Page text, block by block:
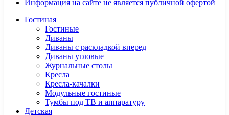
Информация на сайте не является публичной офертой
Гостиная
Гостиные
Диваны
Диваны с раскладкой вперед
Диваны угловые
Журнальные столы
Кресла
Кресла-качалки
Модульные гостиные
Тумбы под ТВ и аппаратуру
Детская